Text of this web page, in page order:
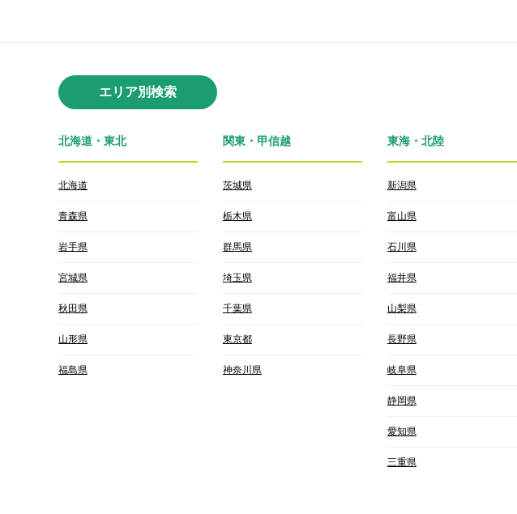
エリア別検索
北海道・東北
北海道
青森県
岩手県
宮城県
秋田県
山形県
福島県
関東・甲信越
茨城県
栃木県
群馬県
埼玉県
千葉県
東京都
神奈川県
東海・北陸
新潟県
富山県
石川県
福井県
山梨県
長野県
岐阜県
静岡県
愛知県
三重県